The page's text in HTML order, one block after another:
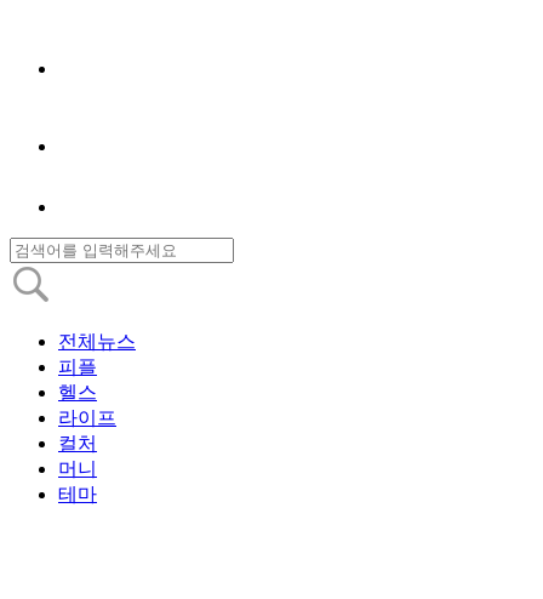
전체뉴스
피플
헬스
라이프
컬처
머니
테마